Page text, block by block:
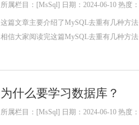
所属栏目：[MsSql] 日期：2024-06-10 热度
这篇文章主要介绍了MySQL去重有几种方
相信大家阅读完这篇MySQL去重有几种方
为什么要学习数据库？
所属栏目：[MsSql] 日期：2024-06-10 热度